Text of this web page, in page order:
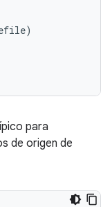
)
para
de origen de